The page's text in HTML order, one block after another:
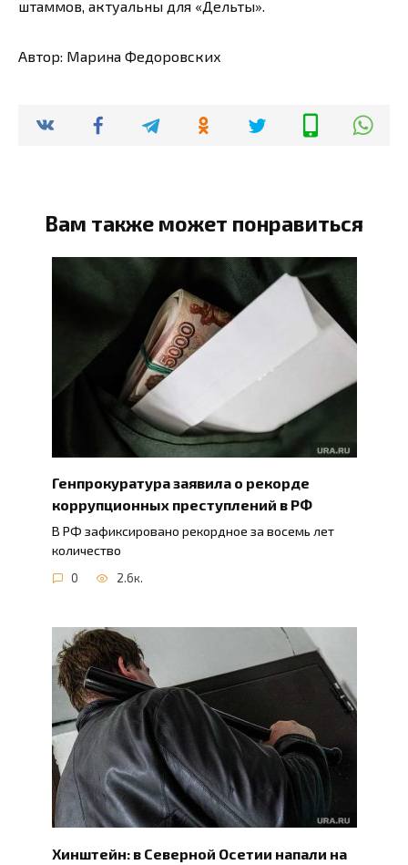
штаммов, актуальны для «Дельты».
Автор: Марина Федоровских
Вам также может понравиться
Генпрокуратура заявила о рекорде
коррупционных преступлений в РФ
В РФ зафиксировано рекордное за восемь лет
количество
0 2.6к.
Хинштейн: в Северной Осетии напали на